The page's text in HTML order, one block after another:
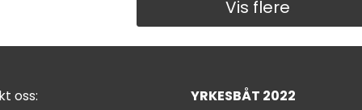
Vis flere
oss:
YRKESBÅT 2022